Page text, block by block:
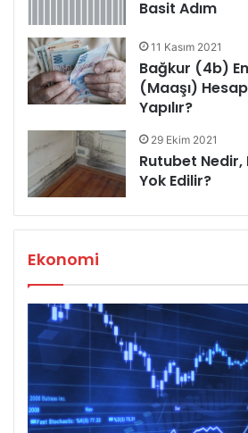
Basit Adım
11 Kasım 2021
Bağkur (4b)
(Maaşı)
Yapılır?
29 Ekim 2021
Rutubet Nedir,
Yok Edilir?
Ekonomi